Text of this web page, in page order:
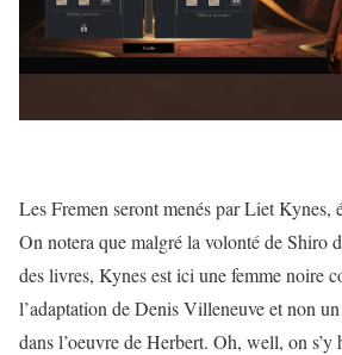
Les Fremen seront menés par Liet Kynes,
On notera que malgré la volonté de Shiro
des livres, Kynes est ici une femme noire
l’adaptation de Denis Villeneuve et non
dans l’oeuvre de Herbert. Oh, well, on s’y